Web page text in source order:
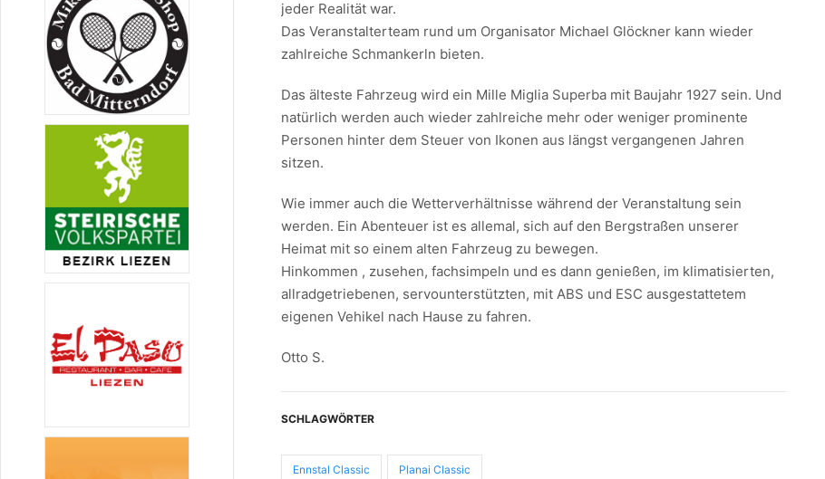
jeder Realität war.
Das Veranstalterteam rund um Organisator Michael Glöckner kann wieder
zahlreiche Schmankerln bieten.
Das älteste Fahrzeug wird ein Mille Miglia Superba mit Baujahr 1927 sein. Und
natürlich werden auch wieder zahlreiche mehr oder weniger prominente
Personen hinter dem Steuer von Ikonen aus längst vergangenen Jahren
sitzen.
Wie immer auch die Wetterverhältnisse während der Veranstaltung sein
werden. Ein Abenteuer ist es allemal, sich auf den Bergstraßen unserer
Heimat mit so einem alten Fahrzeug zu bewegen.
Hinkommen , zusehen, fachsimpeln und es dann genießen, im klimatisierten,
allradgetriebenen, servounterstützten, mit ABS und ESC ausgestattetem
eigenen Vehikel nach Hause zu fahren.
Otto S.
SCHLAGWÖRTER
Ennstal Classic Planai Classic